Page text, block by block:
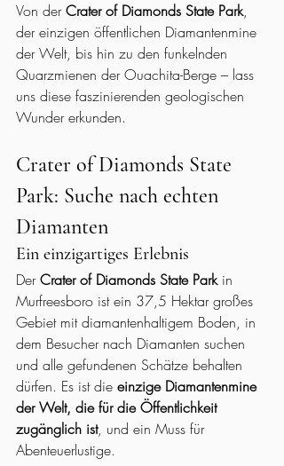
Von der Crater of Diamonds State Park,
der einzigen öffentlichen Diamantenmine
der Welt, bis hin zu den funkelnden
Quarzmienen der Ouachita-Berge – lass
uns diese faszinierenden geologischen
Wunder erkunden.
Crater of Diamonds State
Park: Suche nach echten
Diamanten
Ein einzigartiges Erlebnis
Der Crater of Diamonds State Park in
Murfreesboro ist ein 37,5 Hektar großes
Gebiet mit diamantenhaltigem Boden, in
dem Besucher nach Diamanten suchen
und alle gefundenen Schätze behalten
dürfen. Es ist die einzige Diamantenmine
der Welt, die für die Öffentlichkeit
zugänglich ist, und ein Muss für
Abenteuerlustige.